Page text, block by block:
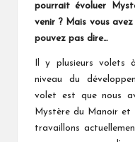
pourrait évoluer
venir ? Mais vous
pouvez pas dire…
Il y plusieurs volets
niveau du
volet est que nous
Mystère du Manoir
travaillons